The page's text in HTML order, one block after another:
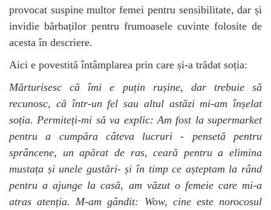
provocat suspine multor femei pentru sensibilitate, dar și
invidie bărbaților pentru frumoasele cuvinte folosite de
acesta în descriere.
Aici e povestită întâmplarea prin care și-a trădat soția:
Mărturisesc că îmi e puțin rușine, dar trebuie să
recunosc, că într-un fel sau altul astăzi mi-am înșelat
soția. Permiteți-mi să va explic: Am fost la supermarket
pentru a cumpăra câteva lucruri - pensetă pentru
sprâncene, un apărat de ras, ceară pentru a elimina
mustața și unele gustări- și în timp ce așteptam la rând
pentru a ajunge la casă, am văzut o femeie care mi-a
atras atenția. M-am gândit: Wow, cine este norocosul